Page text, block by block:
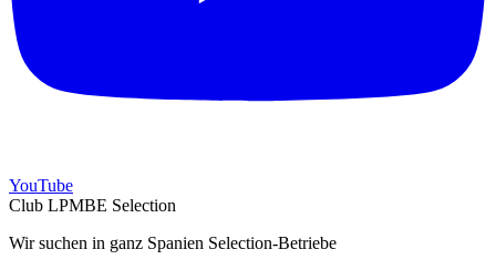
YouTube
Club LPMBE Selection
Wir suchen in ganz Spanien Selection-Betriebe